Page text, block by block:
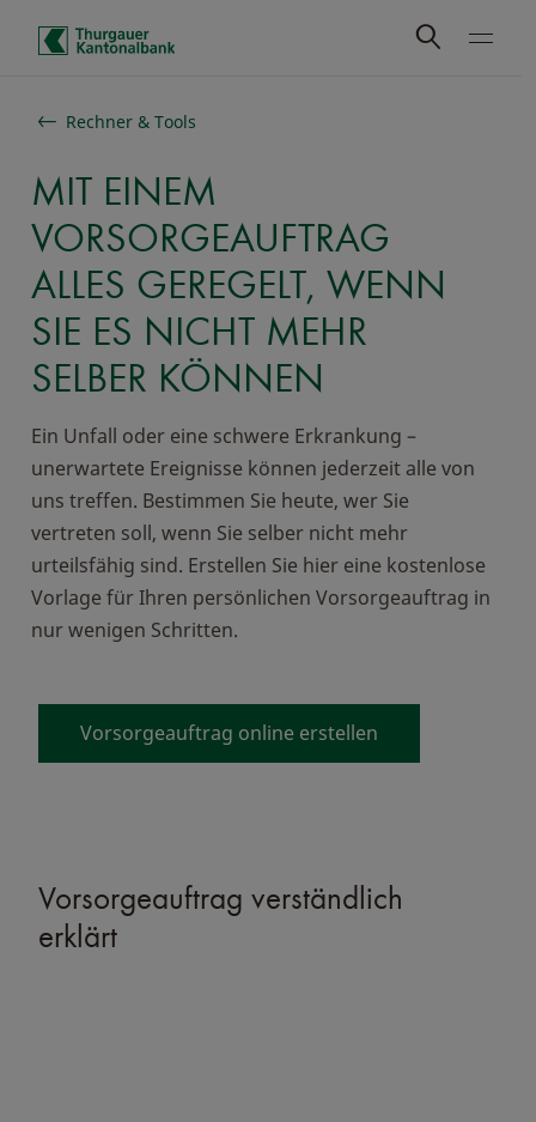
Schnelle Navigation
Rechner & Tools
MIT EINEM
VORSORGEAUFTRAG
ALLES GEREGELT, WENN
SIE ES NICHT MEHR
SELBER KÖNNEN
Ein Unfall oder eine schwere Erkrankung –
unerwartete Ereignisse können jederzeit alle von
uns treffen. Bestimmen Sie heute, wer Sie
vertreten soll, wenn Sie selber nicht mehr
urteilsfähig sind. Erstellen Sie hier eine kostenlose
Vorlage für Ihren persönlichen Vorsorgeauftrag in
nur wenigen Schritten.
Vorsorgeauftrag online erstellen
Vorsorgeauftrag verständlich
erklärt